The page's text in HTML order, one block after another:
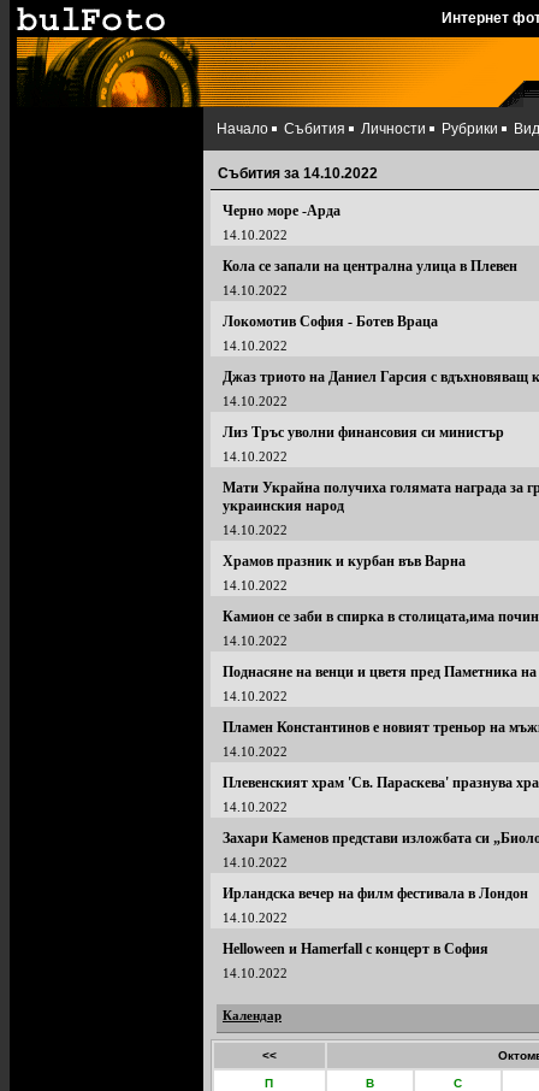
Интернет
Начало Събития Личности Рубрики
Събития за 14.10.2022
Черно море -Арда
14.10.2022
Кола се запали на централна улица в Плевен
14.10.2022
Локомотив София - Ботев Враца
14.10.2022
Джаз триото на Даниел Гарсия с вдъхновяващ
14.10.2022
Лиз Тръс уволни финансовия си министър
14.10.2022
Мати Украйна получиха голямата награда за
украинския народ
14.10.2022
Храмов празник и курбан във Варна
14.10.2022
Камион се заби в спирка в столицата,има
14.10.2022
Поднасяне на венци и цветя пред Паметника на
14.10.2022
Пламен Константинов е новият треньор на
14.10.2022
Плевенският храм 'Св. Параскева' празнува
14.10.2022
Захари Каменов представи изложбата си
14.10.2022
Ирландска вечер на филм фестивала в Лондон
14.10.2022
Helloween и Hamerfall с концерт в София
14.10.2022
Календар
<<
П В С